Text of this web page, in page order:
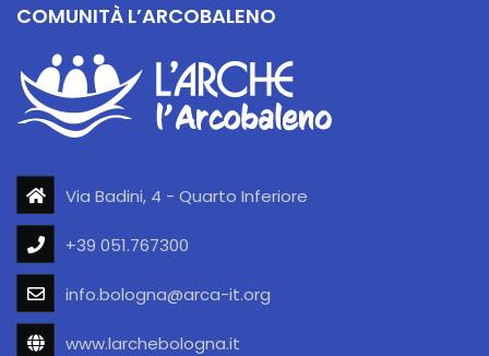
COMUNITÀ L’ARCOBALENO
Via Badini, 4 - Quarto Inferiore
+39 051.767300
info.bologna@arca-it.org
www.larchebologna.it